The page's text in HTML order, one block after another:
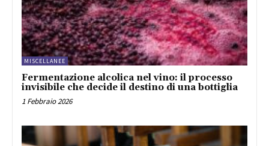
MISCELLANEE
Fermentazione alcolica nel vino: il processo
invisibile che decide il destino di una bottiglia
1 Febbraio 2026